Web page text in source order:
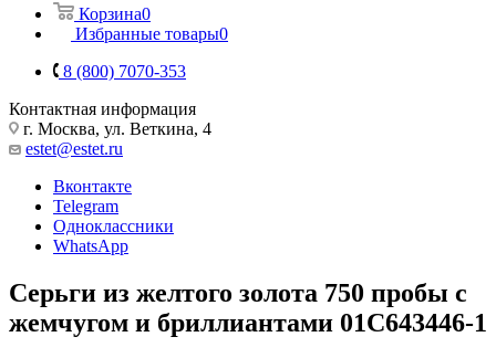
Корзина0
Избранные товары0
8 (800) 7070-353
Контактная информация
г. Москва, ул. Веткина, 4
estet@estet.ru
Вконтакте
Telegram
Одноклассники
WhatsApp
Серьги из желтого золота 750 пробы с
жемчугом и бриллиантами 01С643446-1